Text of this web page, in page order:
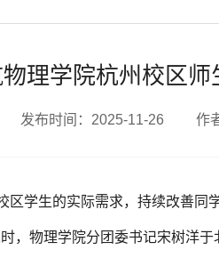
理学院杭州校区
发布时间：2025-11-26 作
区学生的实际需求，持续改善
，物理学院分团委书记宋树洋